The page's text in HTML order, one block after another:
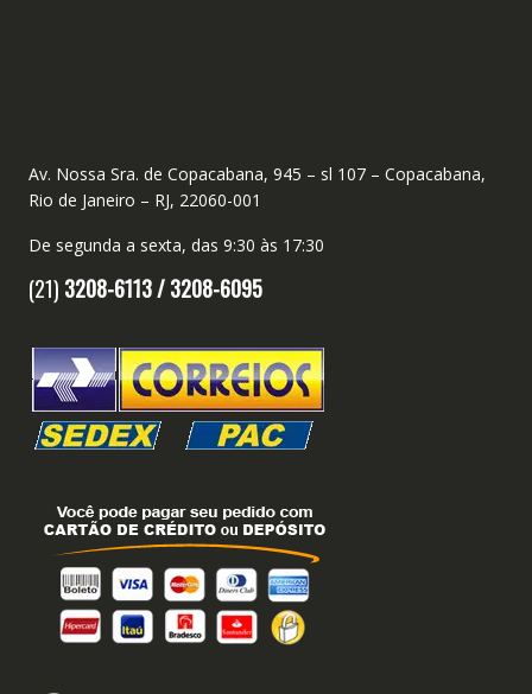
Av. Nossa Sra. de Copacabana, 945 – sl 107 – Copacabana,
Rio de Janeiro – RJ, 22060-001
De segunda a sexta, das 9:30 às 17:30
(21) 3208-6113 /3208-6095